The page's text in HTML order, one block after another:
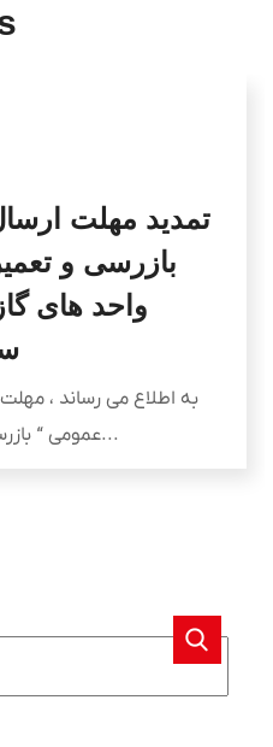
تمدید مهلت
بازرسی و
به اطلاع می رساند ،
عمومی “ بازرسی و تعمیرات نیمه اساسی...